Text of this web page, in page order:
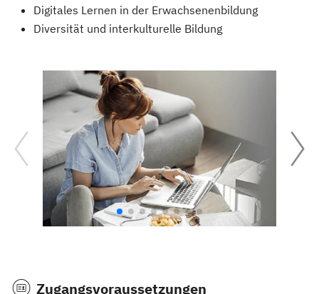
Digitales Lernen in der Erwachsenenbildung
Diversität und interkulturelle Bildung
Zugangsvoraussetzungen